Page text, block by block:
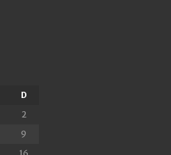
D
2
9
16